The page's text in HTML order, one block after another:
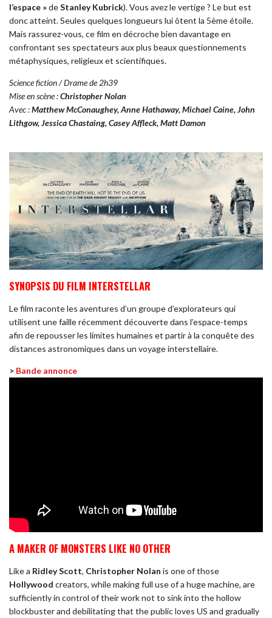
l’espace »deStanley Kubrick). Vous avez le vertige ? Le but est
donc atteint. Seules quelques longueurs lui ôtent la 5ème étoile.
Mais rassurez-vous, ce film en décroche bien davantage en
confrontant ses spectateurs aux plus beaux questionnements
métaphysiques, religieux et scientifiques.
Science fiction / Drame de 2h39
Mise en scène :Christopher Nolan
Avec :Matthew McConaughey, Anne Hathaway, Michael Caine, John
Lithgow, Jessica Chastaing, Casey Affleck, Matt Damon
SYNOPSIS DU FILM INTERSTELLAR
Le film raconte les aventures d’un groupe d’explorateurs qui
utilisent une faille récemment découverte dans l’espace-temps
afin de repousser les limites humaines et partir à la conquête des
distances astronomiques dans un voyage interstellaire.
> Bande annonce
A MAKER OF MONSTERS LIKE NO OTHER
Like a Ridley Scott, Christopher Nolan is one of those
Hollywood creators, while making full use of a huge machine, are
sufficiently in control of their work not to sink into the hollow
blockbuster and debilitating that the public loves US and gradually